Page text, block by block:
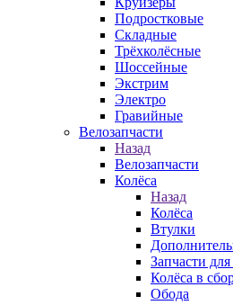
Подростковые
Складные
Трёхколёсные
Шоссейные
Экстрим
Электро
Гравийные
Велозапчасти
Назад
Велозапчасти
Колёса
Назад
Колёса
Втулки
Запчасти
Колёса в
Обода